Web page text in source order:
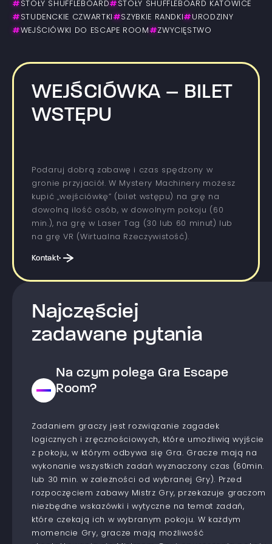
# STOŁY SHUFFLEBOARD# STOŁY SHUFFLEBOARD KATOWICE
# STUDENCKIE CZWARTKI #SZYBKIE RANDKI # URODZINY
#WEJŚCIÓWKI DO ESCAPE ROOM #ZWYCIĘSTWO
WEJŚCIÓWKA – BILET
WSTĘPU
Podaruj dobrą zabawę i czas spędzony w
gronie przyjaciół. W Mystery Machinery możesz
kupić „wejściówkę” (bilet wstępu) na grę na
dowolną ilość osób, w dowolnym pokoju (60
min.), na grę w Laser Tag (30 lub 60 minut) lub
na grę VR (Wirtualna Rzeczywistość).
Kontakt
Najczęściej
zadawane pytania
Na czym polega Gra Escape
Room?
Zadaniem graczy jest rozwiązanie zagadek
logicznych i zręcznościowych, które umożliwią wyjście
z pokoju, w którym odbywa się Gra. Gracze mają na
wykonanie wszystkich zadań wyznaczony czas (60min.
lub 30 min. w zależności od wybranej Gry). Przed
rozpoczęciem zabawy Mistrz Gry, przekazuje graczom
niezbędne wskazówki i wytyczne na temat zadań,
które czekają ich w wybranym pokoju. W każdym
momencie Gry, gracze mają możliwość